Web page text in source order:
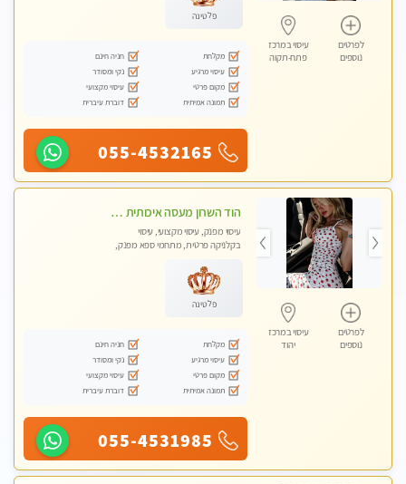
לפרטים
נוספים
עיסוי במרכז
פתח-תקוה
פלטינה
מקלחת
חניה חינם
עיסוי מרגיע
נקי ומסודר
מקום פרטי
עיסוי מקצועי
תמונה אמיתית
דוברת עיברית
055-4532165
לפרטים
נוספים
עיסוי במרכז
יהוד
הוד השרון מעסה איכותית מפנקת ומקצועית לעיסוי חלומי .....
עיסוי מפנק, עיסוי מקצועי, עיסוי
בקלניקה פרטית, מתחמי ספא מפנק,
פלטינה
מקלחת
חניה חינם
עיסוי מרגיע
נקי ומסודר
מקום פרטי
עיסוי מקצועי
תמונה אמיתית
דוברת עיברית
055-4531985